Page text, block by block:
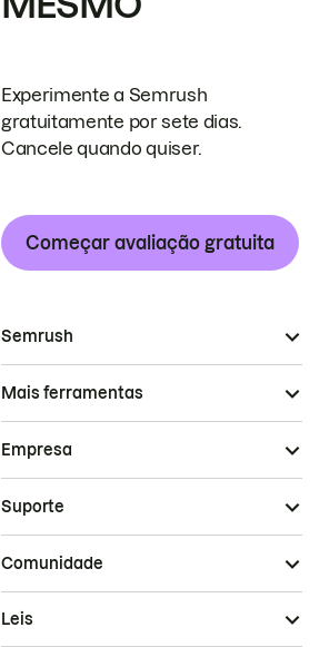
Experimente a Semrush
gratuitamente por sete dias.
Cancele quando quiser.
Começar avaliação gratuita
Semrush
Mais ferramentas
Empresa
Suporte
Comunidade
Leis